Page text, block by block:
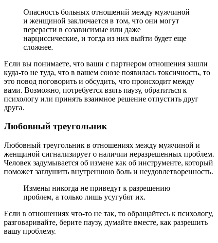
Опасность больных отношений между мужчиной
и женщиной заключается в том, что они могут
перерасти в созависимые или даже
нарциссические, и тогда из них выйти будет еще
сложнее.
Если вы понимаете, что ваши с партнером отношения зашли
куда-то не туда, что в вашем союзе появилась токсичность, то
это повод поговорить и обсудить, что происходит между
вами. Возможно, потребуется взять паузу, обратиться к
психологу или принять взаимное решение отпустить друг
друга.
Любовный треугольник
Любовный треугольник в отношениях между мужчиной и
женщиной сигнализирует о наличии неразрешенных проблем.
Человек задумывается об измене как об инструменте, который
поможет заглушить внутреннюю боль и неудовлетворенность.
Измены никогда не приведут к разрешению
проблем, а только лишь усугубят их.
Если в отношениях что-то не так, то обращайтесь к психологу,
разговаривайте, берите паузу, думайте вместе, как разрешить
вашу проблему.